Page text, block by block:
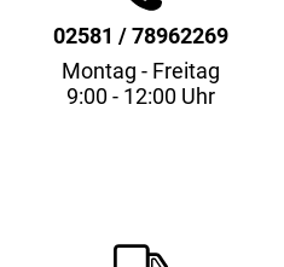
02581 / 78962269
Montag - Freitag
9:00 - 12:00 Uhr